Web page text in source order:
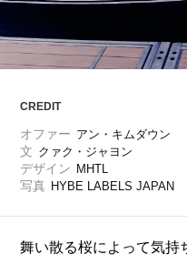
CREDIT
オファー アン・キムダウン
文 クァク・ジャヨン
デザイン MHTL
写真 HYBE LABELS JAPAN
舞い散る桜によって気持